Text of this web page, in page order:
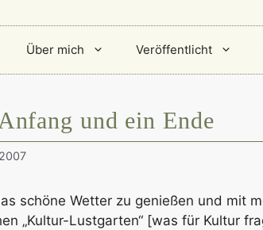
Über mich Veröffentlicht
und ein Ende
schöne Wetter zu genießen und mit
„Kultur-Lustgarten“ [was für Kultur